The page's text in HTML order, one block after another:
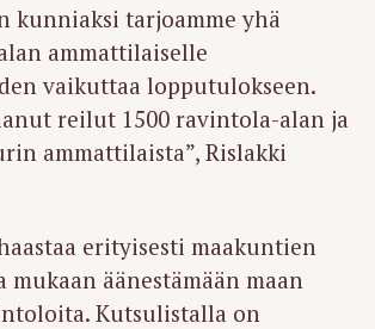
kunniaksi tarjoamme yhä
ammattilaiselle
vaikuttaa lopputulokseen.
reilut 1500 ravintola-alan ja
ammattilaista”, Rislakki
erityisesti maakuntien
mukaan äänestämään maan
Kutsulistalla on